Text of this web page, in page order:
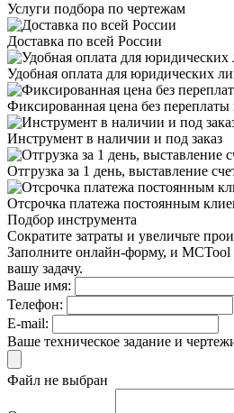
Услуги подбора по чертежам
Доставка по всей России
Удобная оплата для юридических
Фиксированная цена без
Инструмент в наличии и под заказ
Отгрузка за 1 день, выставление
Отсрочка платежа постоянным
Подбор инструмента
Сократите затраты и увеличьте
Заполните онлайн-форму, и MCTool
вашу задачу.
Ваше имя:
Телефон:
E-mail:
Ваше техническое задание и
Файл не выбран